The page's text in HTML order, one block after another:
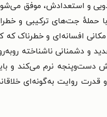
و استعدادش، موفق
حملهٔ جت‌های ترکیبی و
مکانی افسانه‌ای و خطرناک
و دشمنانی ناشناخته
دست‌وپنجه نرم می‌کند و
روایت به‌گونه‌ای